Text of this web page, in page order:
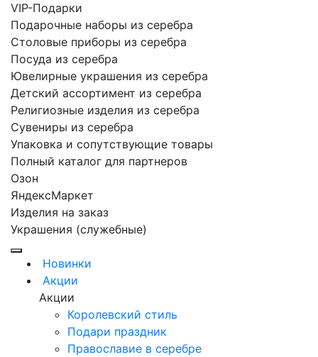
VIP-Подарки
Подарочные наборы из серебра
Столовые приборы из серебра
Посуда из серебра
Ювелирные украшения из серебра
Детский ассортимент из серебра
Религиозные изделия из серебра
Сувениры из серебра
Упаковка и сопутствующие товары
Полный каталог для партнеров
Озон
ЯндексМаркет
Изделия на заказ
Украшения (служебные)
Новинки
Акции
Акции
Королевский стиль
Подари праздник
Православие в серебре